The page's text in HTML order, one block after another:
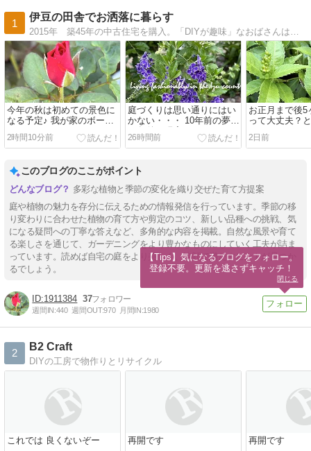
1
伊豆の田舎でお洒落に暮らす
今年の秋は初めての景色に
なる予定♪ 我が家のボーダ
ーガーデン
2時間10分前
庭づくりは思い通りにはい
かない・・・ 10年前の夢と
10年後の現実
26時間前
お正月まで後5
って大丈夫？
なります
2日前
このブログのここがポイント
多彩な植物と季節の変化を織り交ぜた育て方提案
庭や植物の魅力を存分に伝えるための情報発信を行っています。季節の移
り変わりに合わせた植物の育て方や剪定のコツ、新しい品種への挑戦、気
になる疑問への丁寧な答えなど、多角的な内容を掲載。自然な風景や育て
る楽しさを通じて、ガーデニングをより豊かなものにしていく工夫が詰ま
っています。読めば自宅の庭をより美しく、笑顔で満たすヒントが見つか
るでしょう。
1911384 37
週間IN:440 週間OUT:970 月間IN:1980
2
B2 Craft
DIYの工房で物作りとリサイクル
これでは 良くないぞー 再開です 再開です
【Tips】気になるブログをフォロー。
登録不要。更新を逃さずキャッチ！
閉じる